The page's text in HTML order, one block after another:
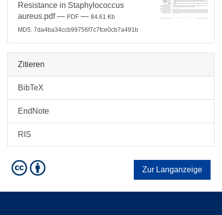
Resistance in Staphylococcus
aureus.pdf— PDF — 84.61 Kb
MD5: 7da4ba34ccb99756f7c7fce0cb7a491b
Zitieren
BibTeX
EndNote
RIS
Zur Langanzeige